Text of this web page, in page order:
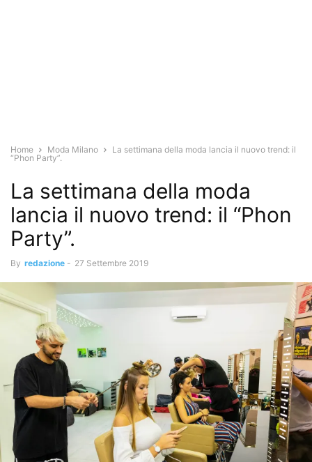
Home Moda Milano
La settimana della moda lancia il nuovo trend: il
“Phon Party”.
La settimana della moda
lancia il nuovo trend: il “Phon
Party”.
By redazione - 27 Settembre 2019